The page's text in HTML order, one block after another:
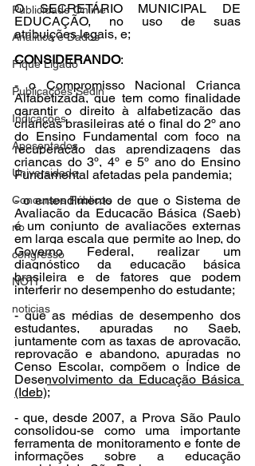
Publicidade Online
Analítica e Dados
Fique Ligado
Publicações Sedin
Indicações
Aposentados
Universidade
Concursos Públicos
no
congresso
NOTI
noticias
O SECRETÁRIO MUNICIPAL DE
EDUCAÇÃO, no uso de suas
atribuições legais, e;
CONSIDERANDO:
- o Compromisso Nacional Criança
Alfabetizada, que tem como finalidade
garantir o direito à alfabetização das
crianças brasileiras até o final do 2º ano
do Ensino Fundamental com foco na
recuperação das aprendizagens das
crianças do 3º, 4º e 5º ano do Ensino
Fundamental afetadas pela pandemia;
- o entendimento de que o Sistema de
Avaliação da Educação Básica (Saeb)
é um conjunto de avaliações externas
em larga escala que permite ao Inep, do
Governo Federal, realizar um
diagnóstico da educação básica
brasileira e de fatores que podem
interferir no desempenho do estudante;
- que as médias de desempenho dos
estudantes, apuradas no Saeb,
juntamente com as taxas de aprovação,
Censo Escolar, compõem o Índice de
Desenvolvimento da Educação Básica
(Ideb);
- que, desde 2007, a Prova São Paulo
consolidou-se como uma importante
ferramenta de monitoramento e fonte de
informações sobre a educação